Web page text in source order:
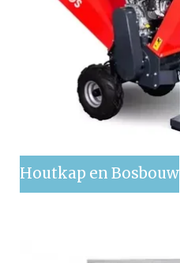
Houtkap en Bosbouw